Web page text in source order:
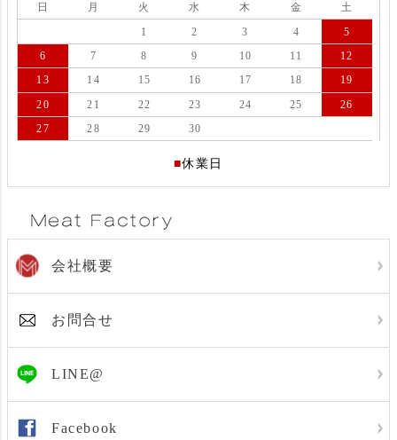
日 月 火 水 木 金
土
1
2 3 4
5
6
7 8 9 10 11
12
13
14 15 16 17 18
19
20
21 22 23 24 25
26
27
28 29 30
■休業日
会社概要
お問合せ
LINE@
Facebook